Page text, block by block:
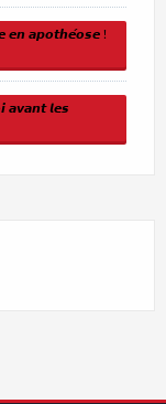
𝙚𝙣 𝙖𝙥𝙤𝙩𝙝𝙚́𝙤𝙨𝙚 !
𝙖𝙫𝙖𝙣𝙩 𝙡𝙚𝙨